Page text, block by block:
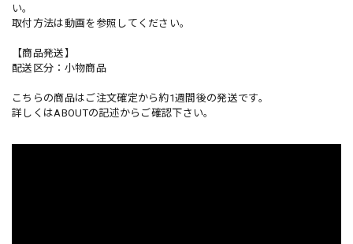
い。
取付方法は動画を参照してください。
【商品発送】
配送区分：小物商品
こちらの商品はご注文確定から約1週間後の発送です。
詳しくはABOUTの記述からご確認下さい。